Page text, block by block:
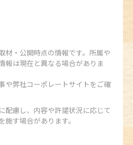
材・公開時点の情報です。所属や
報は現在と異なる場合がありま
や弊社コーポレートサイトをご確
配慮し、内容や許諾状況に応じて
す場合があります。